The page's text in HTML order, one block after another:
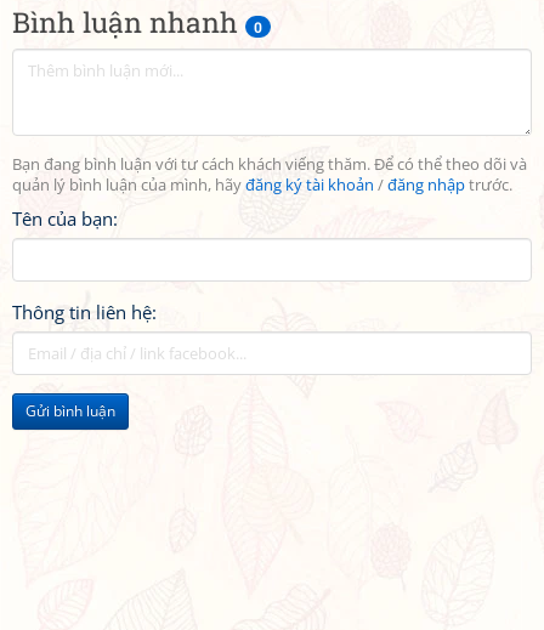
Bình luận nhanh 0
Bạn đang bình luận với tư cách khách viếng thăm. Để có thể theo dõi và
quản lý bình luận của mình, hãyđăng ký tài khoản /đăng nhậptrước.
Tên của bạn:
Thông tin liên hệ:
Gửi bình luận